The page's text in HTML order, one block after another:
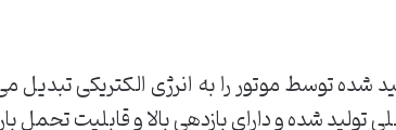
شده توسط موتور را به انرژی الکتریکی تبدیل
تولید شده و دارای بازدهی بالا و قابلیت